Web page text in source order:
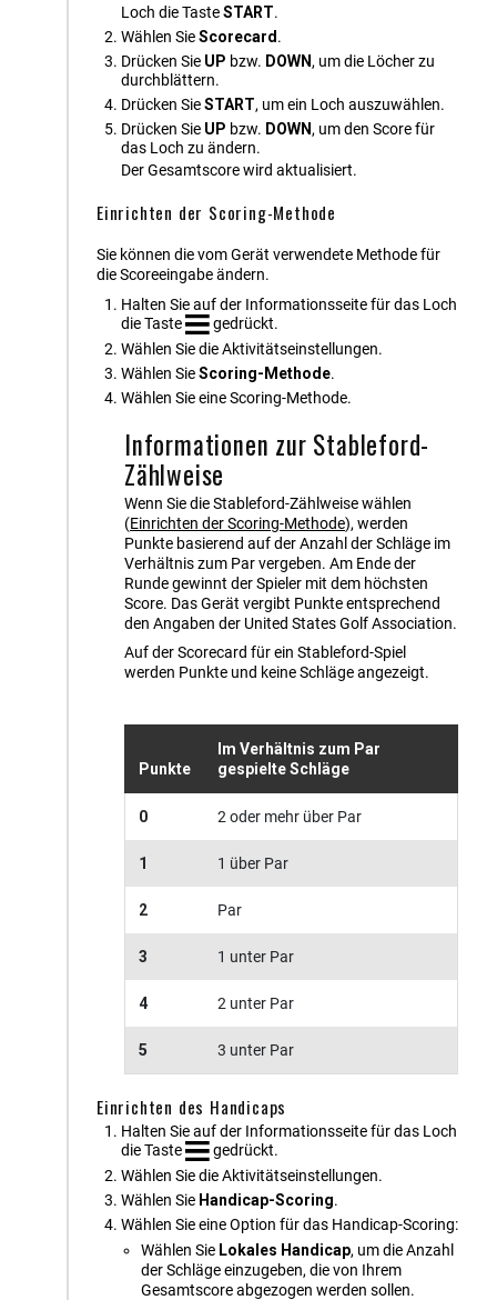
Loch die TasteSTART.
Wählen SieScorecard .
Drücken Sie UP bzw. DOWN , um die Löcher zu
durchblättern.
Drücken SieSTART, um ein Loch auszuwählen.
Drücken Sie UP bzw. DOWN , um den Score für
das Loch zu ändern.
Der Gesamtscore wird aktualisiert.
Einrichten der Scoring-Methode
Sie können die vom Gerät verwendete Methode für
die Scoreeingabe ändern.
Halten Sie auf der Informationsseite für das Loch
die Taste
gedrückt.
Wählen Sie die Aktivitätseinstellungen.
Wählen SieScoring-Methode.
Wählen Sie eine Scoring-Methode.
Informationen zur Stableford-
Zählweise
Wenn Sie die Stableford-Zählweise wählen
(Einrichten der Scoring-Methode), werden
Punkte basierend auf der Anzahl der Schläge im
Verhältnis zum Par vergeben. Am Ende der
Runde gewinnt der Spieler mit dem höchsten
Score. Das Gerät vergibt Punkte entsprechend
den Angaben der United States Golf Association.
Auf der Scorecard für ein Stableford-Spiel
werden Punkte und keine Schläge angezeigt.
Punkte
Im Verhältnis zum Par
gespielte Schläge
0 2 oder mehr über Par
1 1 über Par
2 Par
3 1 unter Par
4 2 unter Par
5 3 unter Par
Einrichten des Handicaps
Halten Sie auf der Informationsseite für das Loch
die Taste
gedrückt.
Wählen Sie die Aktivitätseinstellungen.
Wählen Sie Handicap-Scoring.
Wählen Sie eine Option für das Handicap-Scoring:
Wählen Sie Lokales Handicap, um die Anzahl
der Schläge einzugeben, die von Ihrem
Gesamtscore abgezogen werden sollen.